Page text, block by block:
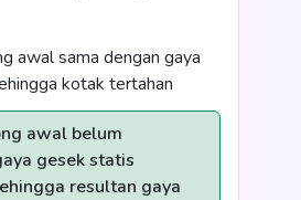
awal sama dengan gaya
kotak tertahan
awal belum
gesek statis
resultan gaya